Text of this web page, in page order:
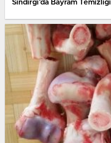
Sındırgı’da Bayram Temizliği